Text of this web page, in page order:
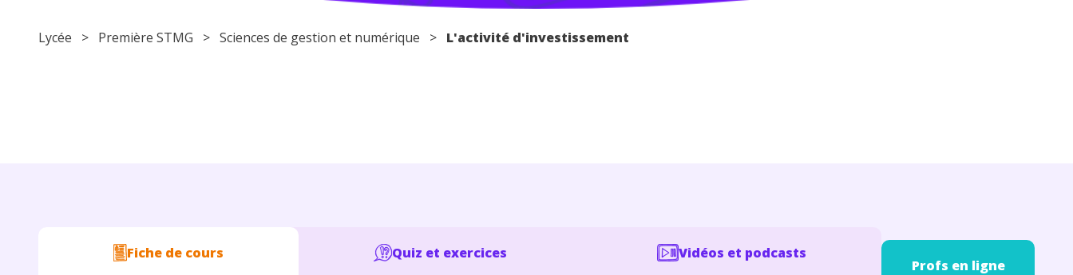
Lycée > Première STMG > Sciences de gestion et numérique > L'activité d'investissement
Fiche de cours Quiz et exercices Vidéos et podcasts
Profs en ligne